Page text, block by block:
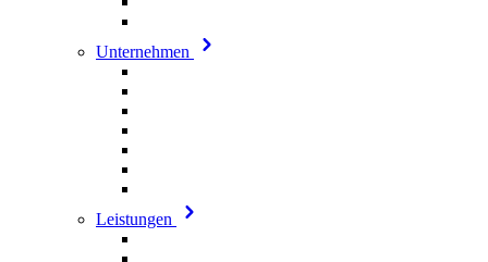
Unternehmen
Leistungen